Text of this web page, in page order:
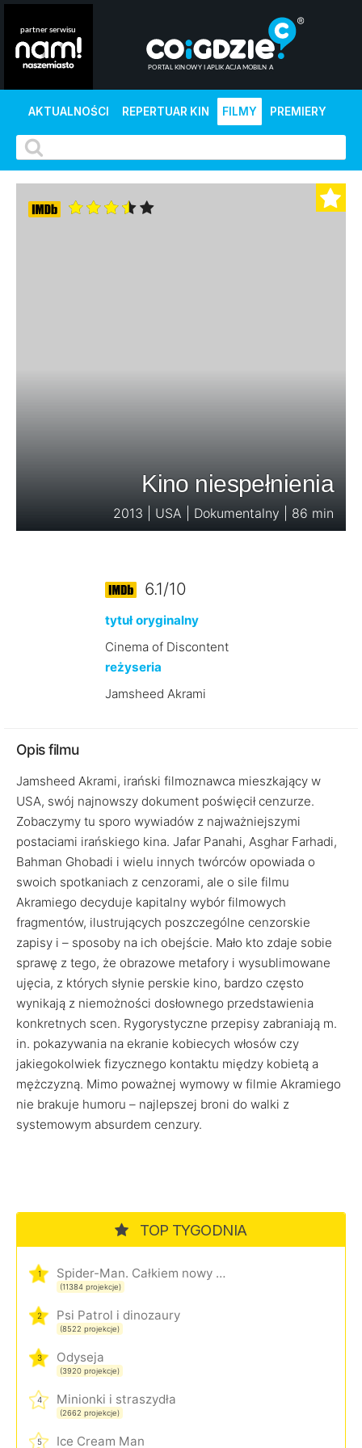
AKTUALNOŚCI REPERTUAR KIN FILMY PREMIERY
Kino niespełnienia
2013 | USA | Dokumentalny | 86 min
6.1/10
tytuł oryginalny
Cinema of Discontent
reżyseria
Jamsheed Akrami
Opis filmu
Jamsheed Akrami, irański filmoznawca mieszkający w
USA, swój najnowszy dokument poświęcił cenzurze.
Zobaczymy tu sporo wywiadów z najważniejszymi
postaciami irańskiego kina. Jafar Panahi, Asghar Farhadi,
Bahman Ghobadi i wielu innych twórców opowiada o
swoich spotkaniach z cenzorami, ale o sile filmu
Akramiego decyduje kapitalny wybór filmowych
fragmentów, ilustrujących poszczególne cenzorskie
zapisy i – sposoby na ich obejście. Mało kto zdaje sobie
sprawę z tego, że obrazowe metafory i wysublimowane
ujęcia, z których słynie perskie kino, bardzo często
wynikają z niemożności dosłownego przedstawienia
konkretnych scen. Rygorystyczne przepisy zabraniają m.
in. pokazywania na ekranie kobiecych włosów czy
jakiegokolwiek fizycznego kontaktu między kobietą a
mężczyzną. Mimo poważnej wymowy w filmie Akramiego
nie brakuje humoru – najlepszej broni do walki z
systemowym absurdem cenzury.
TOP TYGODNIA
1 Spider-Man. Całkiem nowy dzień
(11384 projekcje)
2 Psi Patrol i dinozaury
(8522 projekcje)
3 Odyseja
(3920 projekcje)
4 Minionki i straszydła
(2662 projekcje)
5 Ice Cream Man